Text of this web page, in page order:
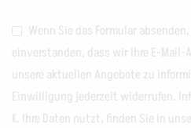
Wenn Sie das Formular
einverstanden, dass wir Ihre E-Mail-
unsere aktuellen Angebote zu
Einwilligung jederzeit widerrufen.
K. Ihre Daten nutzt, finden Sie in